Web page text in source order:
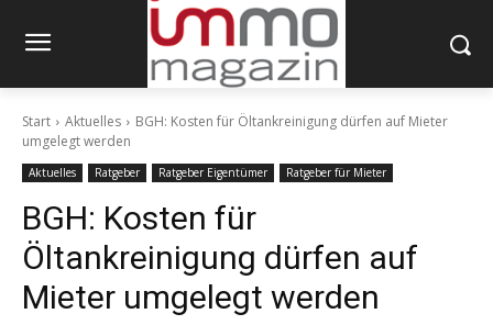
Start Aktuelles
BGH: Kosten für Öltankreinigung dürfen auf Mieter
umgelegt werden
Aktuelles Ratgeber Ratgeber Eigentümer Ratgeber für Mieter
BGH: Kosten für
Öltankreinigung dürfen auf
Mieter umgelegt werden